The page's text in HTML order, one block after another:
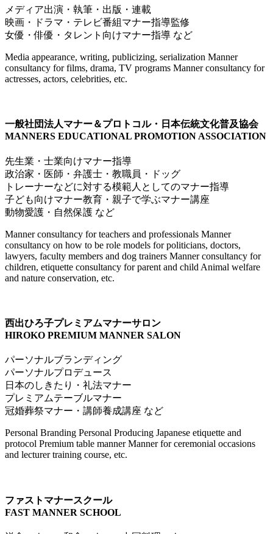
メディア出演・執筆・出版・連載
映画・ドラマ・テレビ番組マナー指導監修
女優・俳優・タレント向けマナー指導 など
Media appearance, writing, publicizing, serialization Manner
consultancy for films, drama, TV programs Manner consultancy for
actresses, actors, celebrities, etc.
一般社団法人マナー＆プロトコル・日本伝統文化普及協会
MANNERS EDUCATIONAL PROMOTION ASSOCIATION
先生業・士業向けマナー指導
政治家・医師・弁護士・教職員・ドッグ
トレーナーなどに対する模範人としてのマナー指導
子ども向けマナー教育・親子で学ぶマナー講座
動物愛護・自然保護 など
Manner consultancy for teachers and professionals Manner
consultancy on how to be role models for politicians, doctors,
lawyers, faculty members and dog trainers Manner consultancy for
children, etiquette consultancy for parent and child Animal welfare
and nature conservation, etc.
西出ひろ子プレミアムマナーサロン
HIROKO PREMIUM MANNER SALON
パーソナルブランディング
パーソナルプロデュース
日本のしきたり・礼法マナー
プレミアムテーブルマナー
冠婚葬祭マナー・講師養成講座 など
Personal Branding Personal Producing Japanese etiquette and
protocol Premium table manner Manner for ceremonial occasions
and lecturer training course, etc.
ファストマナースクール
FAST MANNER SCHOOL